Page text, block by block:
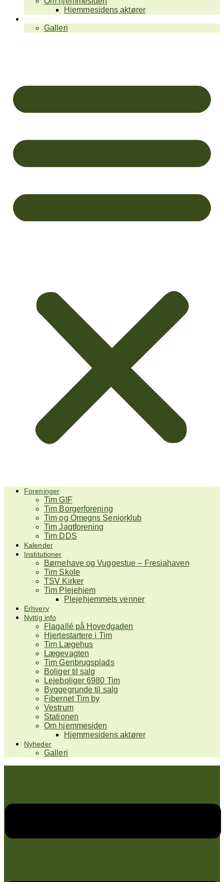
Hjemmesidens aktører
Galleri
Foreninger
Tim GIF
Tim Borgerforening
Tim og Omegns Seniorklub
Tim Jagtforening
Tim DDS
Kalender
Institutioner
Børnehave og Vuggestue – Fresiahaven
Tim Skole
TSV Kirker
Tim Plejehjem
Plejehjemmets venner
Erhverv
Nyttig info
Flagallé på Hovedgaden
Hjertestartere i Tim
Tim Lægehus
Lægevagten
Tim Genbrugsplads
Boliger til salg
Lejeboliger 6980 Tim
Byggegrunde til salg
Fibernet Tim by
Vestrum
Stationen
Om hjemmesiden
Hjemmesidens aktører
Nyheder
Galleri